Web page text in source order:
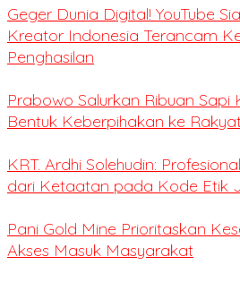
Geger Dunia Digital! YouTube
Kreator Indonesia Terancam
Penghasilan
Prabowo Salurkan Ribuan Sapi
Bentuk Keberpihakan ke Rakyat
KRT. Ardhi Solehudin:
dari Ketaatan pada Kode Etik
Pani Gold Mine Prioritaskan
Akses Masuk Masyarakat